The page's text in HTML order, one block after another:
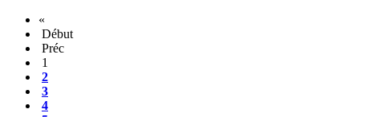
«
Début
Préc
1
2
3
4